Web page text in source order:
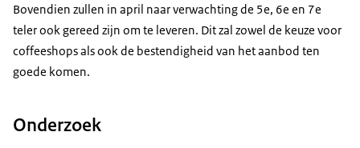
Bovendien zullen in april naar verwachting de 5e, 6e en 7e
teler ook gereed zijn om te leveren. Dit zal zowel de keuze voor
coffeeshops als ook de bestendigheid van het aanbod ten
goede komen.
Onderzoek